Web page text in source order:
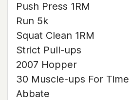
Push Press 1RM
Run 5k
Squat Clean 1RM
Strict Pull-ups
2007 Hopper
30 Muscle-ups For Time
Abbate